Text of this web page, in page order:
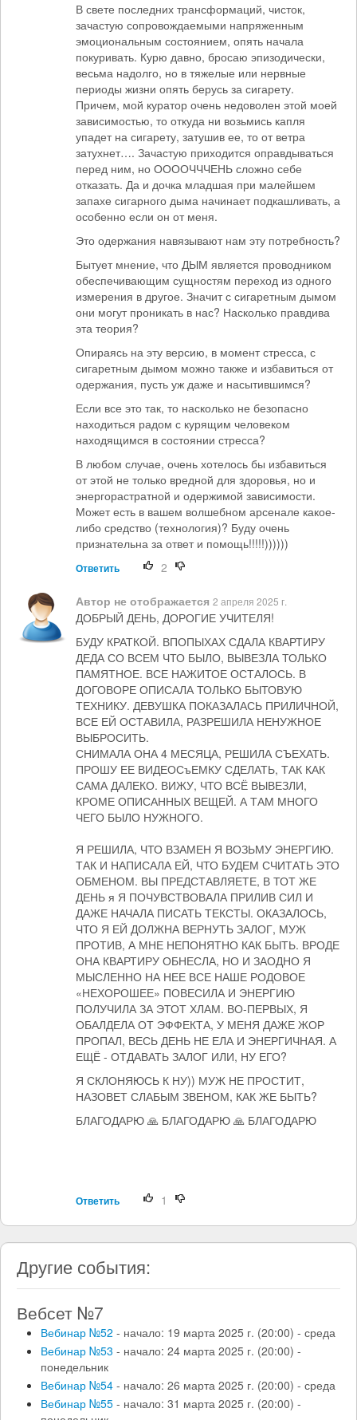
В свете последних трансформаций, чисток,
зачастую сопровождаемыми напряженным
эмоциональным состоянием, опять начала
покуривать. Курю давно, бросаю эпизодически,
весьма надолго, но в тяжелые или нервные
периоды жизни опять берусь за сигарету.
Причем, мой куратор очень недоволен этой моей
зависимостью, то откуда ни возьмись капля
упадет на сигарету, затушив ее, то от ветра
затухнет…. Зачастую приходится оправдываться
перед ним, но ООООЧЧЧЕНЬ сложно себе
отказать. Да и дочка младшая при малейшем
запахе сигарного дыма начинает подкашливать, а
особенно если он от меня.
Это одержания навязывают нам эту потребность?
Бытует мнение, что ДЫМ является проводником
обеспечивающим сущностям переход из одного
измерения в другое. Значит с сигаретным дымом
они могут проникать в нас? Насколько правдива
эта теория?
Опираясь на эту версию, в момент стресса, с
сигаретным дымом можно также и избавиться от
одержания, пусть уж даже и насытившимся?
Если все это так, то насколько не безопасно
находиться радом с курящим человеком
находящимся в состоянии стресса?
В любом случае, очень хотелось бы избавиться
от этой не только вредной для здоровья, но и
энергорастратной и одержимой зависимости.
Может есть в вашем волшебном арсенале какое-
либо средство (технология)? Буду очень
признательна за ответ и помощь!!!!!))))))
Ответить 2
Автор не отображается 2 апреля 2025 г.
ДОБРЫЙ ДЕНЬ, ДОРОГИЕ УЧИТЕЛЯ!
БУДУ КРАТКОЙ. ВПОПЫХАХ СДАЛА КВАРТИРУ
ДЕДА СО ВСЕМ ЧТО БЫЛО, ВЫВЕЗЛА ТОЛЬКО
ПАМЯТНОЕ. ВСЕ НАЖИТОЕ ОСТАЛОСЬ. В
ДОГОВОРЕ ОПИСАЛА ТОЛЬКО БЫТОВУЮ
ТЕХНИКУ. ДЕВУШКА ПОКАЗАЛАСЬ ПРИЛИЧНОЙ,
ВСЕ ЕЙ ОСТАВИЛА, РАЗРЕШИЛА НЕНУЖНОЕ
ВЫБРОСИТЬ.
СНИМАЛА ОНА 4 МЕСЯЦА, РЕШИЛА СЪЕХАТЬ.
ПРОШУ ЕЕ ВИДЕОСъЕМКУ СДЕЛАТЬ, ТАК КАК
САМА ДАЛЕКО. ВИЖУ, ЧТО ВСЁ ВЫВЕЗЛИ,
КРОМЕ ОПИСАННЫХ ВЕЩЕЙ. А ТАМ МНОГО
ЧЕГО БЫЛО НУЖНОГО.
Я РЕШИЛА, ЧТО ВЗАМЕН Я ВОЗЬМУ ЭНЕРГИЮ.
ТАК И НАПИСАЛА ЕЙ, ЧТО БУДЕМ СЧИТАТЬ ЭТО
ОБМЕНОМ. ВЫ ПРЕДСТАВЛЯЕТЕ, В ТОТ ЖЕ
ДЕНЬ я Я ПОЧУВСТВОВАЛА ПРИЛИВ СИЛ И
ДАЖЕ НАЧАЛА ПИСАТЬ ТЕКСТЫ. ОКАЗАЛОСЬ,
ЧТО Я ЕЙ ДОЛЖНА ВЕРНУТЬ ЗАЛОГ, МУЖ
ПРОТИВ, А МНЕ НЕПОНЯТНО КАК БЫТЬ. ВРОДЕ
ОНА КВАРТИРУ ОБНЕСЛА, НО И ЗАОДНО Я
МЫСЛЕННО НА НЕЕ ВСЕ НАШЕ РОДОВОЕ
«НЕХОРОШЕЕ» ПОВЕСИЛА И ЭНЕРГИЮ
ПОЛУЧИЛА ЗА ЭТОТ ХЛАМ. ВО-ПЕРВЫХ, Я
ОБАЛДЕЛА ОТ ЭФФЕКТА, У МЕНЯ ДАЖЕ ЖОР
ПРОПАЛ, ВЕСЬ ДЕНЬ НЕ ЕЛА И ЭНЕРГИЧНАЯ. А
ЕЩЁ - ОТДАВАТЬ ЗАЛОГ ИЛИ, НУ ЕГО?
Я СКЛОНЯЮСЬ К НУ)) МУЖ НЕ ПРОСТИТ,
НАЗОВЕТ СЛАБЫМ ЗВЕНОМ, КАК ЖЕ БЫТЬ?
БЛАГОДАРЮ 🙏 БЛАГОДАРЮ 🙏 БЛАГОДАРЮ
Ответить 1
Другие события:
Вебсет №7
Вебинар №52 - начало: 19 марта 2025 г. (20:00) - среда
Вебинар №53 - начало: 24 марта 2025 г. (20:00) -
понедельник
Вебинар №54 - начало: 26 марта 2025 г. (20:00) - среда
Вебинар №55 - начало: 31 марта 2025 г. (20:00) -